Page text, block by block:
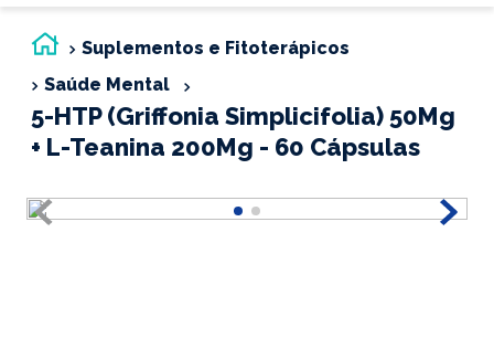
Suplementos e Fitoterápicos
Saúde Mental
5-HTP (Griffonia Simplicifolia) 50Mg
+ L-Teanina 200Mg - 60 Cápsulas